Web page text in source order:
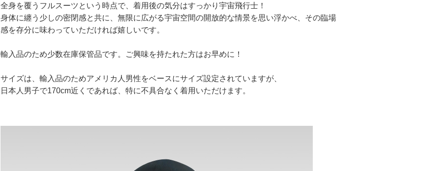
全身を覆うフルスーツという時点で、着用後の気分はすっかり宇宙飛行士！
身体に纏う少しの密閉感と共に、無限に広がる宇宙空間の開放的な情景を思い浮かべ、 その臨場
感を存分に味わっていただければ嬉しいです。
輸入品のため少数在庫保管品です。 ご興味を持たれた方はお早めに！
サイズは、輸入品のためアメリカ人男性をベースにサイズ設定されていますが、
日本人男子で170cm近くであれば、特に不具合なく着用いただけます。